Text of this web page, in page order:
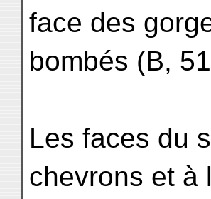
face des
bombés (B,
Les faces du
chevrons et à